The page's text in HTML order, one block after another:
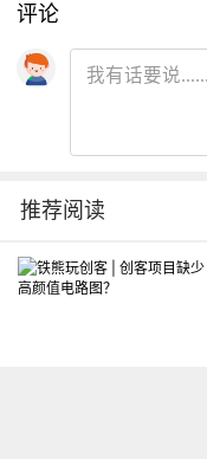
评论
推荐阅读